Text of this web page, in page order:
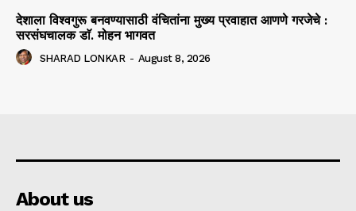
देशाला विश्वगुरू बनवण्यासाठी वंचितांना मुख्य प्रवाहात आणणे गरजेचे :
सरसंघचालक डाॅ. मोहन भागवत
SHARAD LONKAR - August 8, 2026
About us